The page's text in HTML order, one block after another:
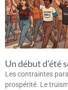
Un début d’été
Les contraintes
prospérité. Le